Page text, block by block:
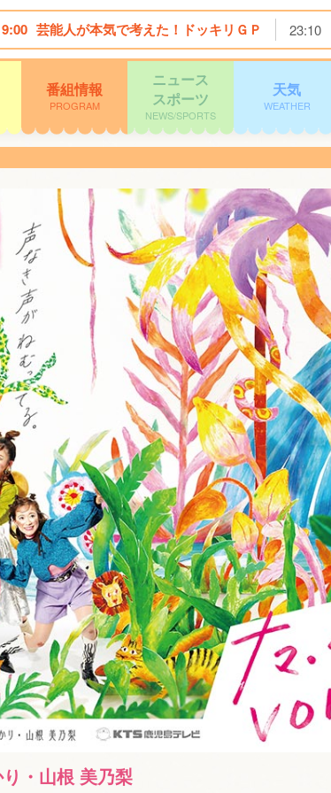
芸能人が本気で考えた！ドッキリＧＰ 23:10
番組情報
PROGRAM
ニュース
スポーツ
NEWS/SPORTS
天気
WEATHER
・山根 美乃梨